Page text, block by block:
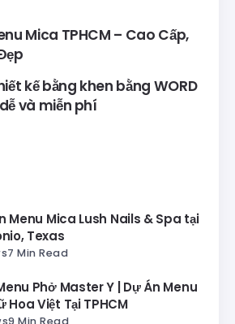
Mica TPHCM – Cao Cấp,
kế bằng khen bằng WORD
và miễn phí
Menu Mica Lush Nails & Spa tại
Texas
7 Min Read
Phở Master Y | Dự Án Menu
Hoa Việt Tại TPHCM
9 Min Read